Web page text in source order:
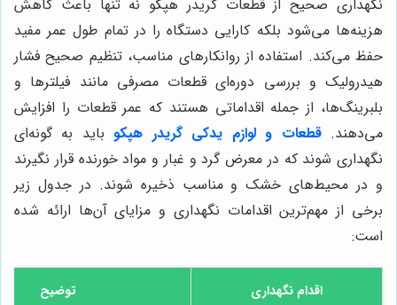
نگهداری صحیح از قطعات گريدر هپكو نه تنها باعث کاهش
هزینه‌ها می‌شود بلکه کارایی دستگاه را در تمام طول عمر مفید
حفظ می‌کند. استفاده از روانکارهای مناسب، تنظیم صحیح فشار
هیدرولیک و بررسی دوره‌ای قطعات مصرفی مانند فیلترها و
بلبرینگ‌ها، از جمله اقداماتی هستند که عمر قطعات را افزایش
می‌دهند.قطعات و لوازم يدكى گريدر هپكوباید به گونه‌ای
نگهداری شوند که در معرض گرد و غبار و مواد خورنده قرار نگیرند
و در محیط‌های خشک و مناسب ذخیره شوند. در جدول زیر
برخی از مهم‌ترین اقدامات نگهداری و مزایای آن‌ها ارائه شده
است:
اقدام نگهداری توضیح